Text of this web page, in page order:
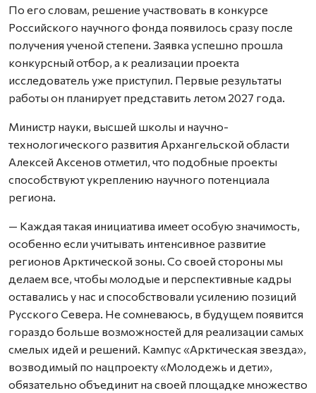
По его словам, решение участвовать в конкурсе
Российского научного фонда появилось сразу после
получения ученой степени. Заявка успешно прошла
конкурсный отбор, а к реализации проекта
исследователь уже приступил. Первые результаты
работы он планирует представить летом 2027 года.
Министр науки, высшей школы и научно-
технологического развития Архангельской области
Алексей Аксенов отметил, что подобные проекты
способствуют укреплению научного потенциала
региона.
— Каждая такая инициатива имеет особую значимость,
особенно если учитывать интенсивное развитие
регионов Арктической зоны. Со своей стороны мы
делаем все, чтобы молодые и перспективные кадры
оставались у нас и способствовали усилению позиций
Русского Севера. Не сомневаюсь, в будущем появится
гораздо больше возможностей для реализации самых
смелых идей и решений. Кампус «Арктическая звезда»,
возводимый по нацпроекту «Молодежь и дети»,
обязательно объединит на своей площадке множество